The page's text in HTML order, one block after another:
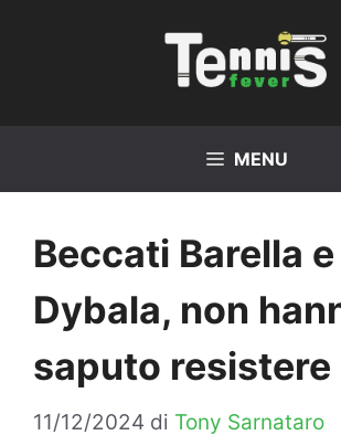
MENU
Beccati Barella e
Dybala, non
saputo resistere
11/12/2024 di Tony Sarnataro